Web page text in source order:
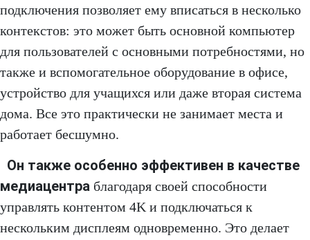
подключения позволяет ему вписаться в несколько
контекстов: это может быть основной компьютер
для пользователей с основными потребностями, но
также и вспомогательное оборудование в офисе,
устройство для учащихся или даже вторая система
дома. Все это практически не занимает места и
работает бесшумно.
Он также особенно эффективен в качестве
медиацентра благодаря своей способности
управлять контентом 4K и подключаться к
нескольким дисплеям одновременно. Это делает